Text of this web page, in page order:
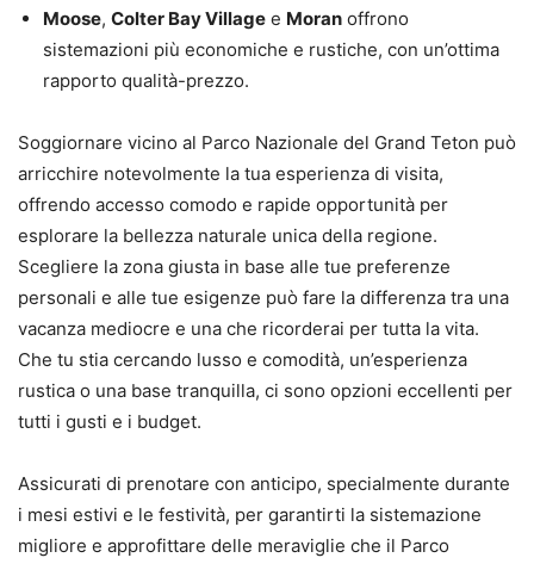
Moose, Colter Bay Village e Moran offrono
sistemazioni più economiche e rustiche, con un’ottima
rapporto qualità-prezzo.
Soggiornare vicino al Parco Nazionale del Grand Teton può
arricchire notevolmente la tua esperienza di visita,
offrendo accesso comodo e rapide opportunità per
esplorare la bellezza naturale unica della regione.
Scegliere la zona giusta in base alle tue preferenze
personali e alle tue esigenze può fare la differenza tra una
vacanza mediocre e una che ricorderai per tutta la vita.
Che tu stia cercando lusso e comodità, un’esperienza
rustica o una base tranquilla, ci sono opzioni eccellenti per
tutti i gusti e i budget.
Assicurati di prenotare con anticipo, specialmente durante
i mesi estivi e le festività, per garantirti la sistemazione
migliore e approfittare delle meraviglie che il Parco